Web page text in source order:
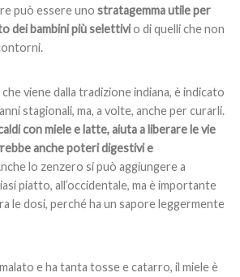
può essere uno stratagemma utile per
dei bambini più selettivio di quelli che non
che viene dalla tradizione indiana, è indicato
stagionali, ma, a volte, anche per curarli.
con miele e latte, aiuta a liberare le vie
anche poteri digestivi e
lo zenzero si può aggiungere a
piatto, all’occidentale, ma è importante
le dosi, perché ha un sapore leggermente
e ha tanta tosse e catarro, il miele è